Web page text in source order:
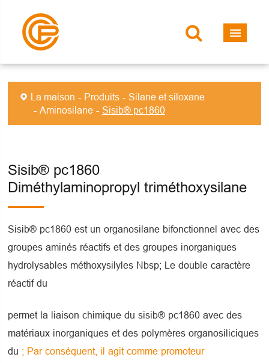
La maison Produits
Silane et siloxane
Aminosilane
Sisib® pc1860
Sisib® pc1860
Diméthylaminopropyl triméthoxysilane
Sisib® pc1860 est un organosilane bifonctionnel avec des
groupes aminés réactifs et des groupes inorganiques
hydrolysables méthoxysilyles Nbsp; Le double caractère
réactif du
permet la liaison chimique du sisib® pc1860 avec des
matériaux inorganiques et des polymères organosiliciques
du ; Par conséquent, il agit comme promoteur